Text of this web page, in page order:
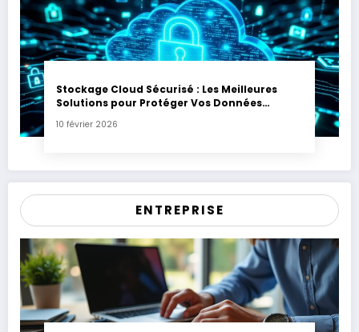
Stockage Cloud Sécurisé : Les Meilleures
Solutions pour Protéger Vos Données
10 février 2026
ENTREPRISE